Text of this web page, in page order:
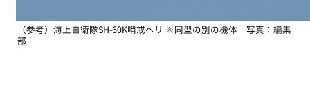
（参考）海上自衛隊SH-60K哨戒ヘリ ※同型の別の機体 写真：編集
部